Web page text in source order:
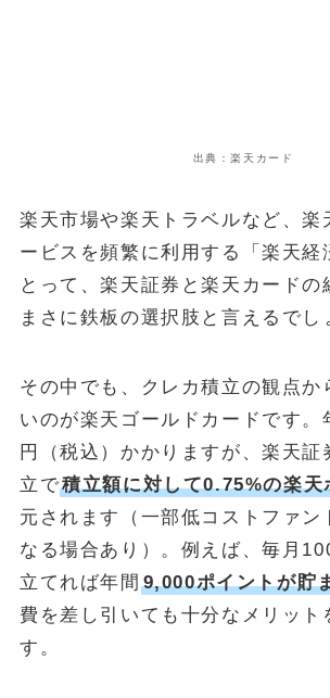
出典：楽天カード
楽天市場や楽天トラベルなど、楽
ービスを頻繁に利用する「楽天経
とって、楽天証券と楽天カードの
まさに鉄板の選択肢と言えるでし
その中でも、クレカ積立の観点か
いのが楽天ゴールドカードです。
円（税込）かかりますが、楽天証
立で積立額に対して0.75%の楽天
元されます（一部低コストファン
なる場合あり）。例えば、毎月
立てれば年間 9,000ポイントが貯
費を差し引いても十分なメリット
す。